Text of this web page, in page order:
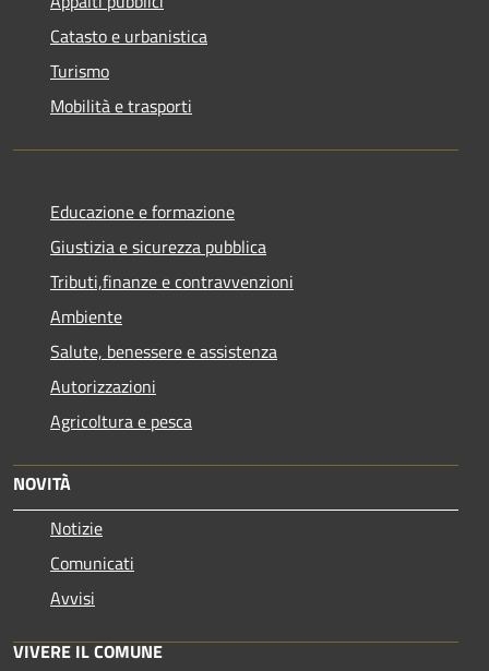
Catasto e urbanistica
Turismo
Mobilità e trasporti
Educazione e formazione
Giustizia e sicurezza pubblica
Tributi,finanze e contravvenzioni
Ambiente
Salute, benessere e assistenza
Autorizzazioni
Agricoltura e pesca
NOVITÀ
Notizie
Comunicati
Avvisi
VIVERE IL COMUNE